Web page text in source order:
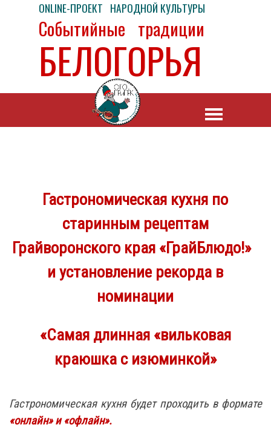
Событийные традиции
БЕЛОГОРЬЯ
ONLINE-ПРОЕКТ НАРОДНОЙ КУЛЬТУРЫ
Гастрономическая кухня по
старинным рецептам
Грайворонского края «ГрайБлюдо!»
и установление рекорда в
номинации
«Самая длинная «вильковая
краюшка с изюминкой»
Гастрономическая кухня будет проходить в формате
«онлайн» и «офлайн».